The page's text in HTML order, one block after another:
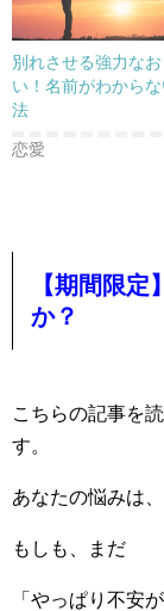
別れさせる強力な
い！名前がわから
法
恋愛
【期間限
か？
こちらの記事を
す。
あなたの悩みは
もしも、まだ
「やっぱり不安